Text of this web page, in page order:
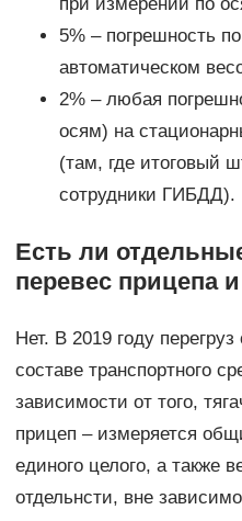
5% – погрешность
автоматическом
2% – любая
осям) на
(там, где итоговый
сотрудники ГИБДД).
Есть ли
перевес прицепа и
Нет. В 2019 году
составе транспортного
зависимости от того,
прицеп – измеряется
единого целого, а также
отдельнсти, вне